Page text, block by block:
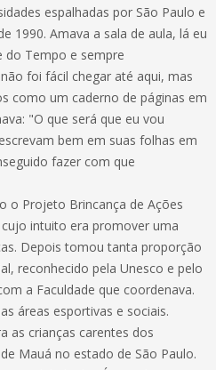
espalhadas por São Paulo e
1990. Amava a sala de aula, lá eu
do Tempo e sempre
foi fácil chegar até aqui, mas
como um caderno de páginas em
"O que será que eu vou
bem em suas folhas em
fazer com que
o Projeto Brincança de Ações
intuito era promover uma
Depois tomou tanta proporção
reconhecido pela Unesco e pelo
a Faculdade que coordenava.
áreas esportivas e sociais.
as crianças carentes dos
Mauá no estado de São Paulo.